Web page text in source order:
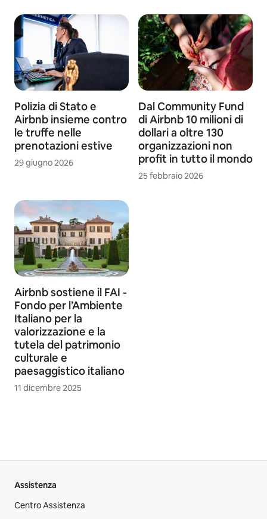
Polizia di Stato e
Airbnb insieme contro
le truffe nelle
prenotazioni estive
29 giugno 2026
Dal Community Fund
di Airbnb 10 milioni di
dollari a oltre 130
organizzazioni non
profit in tutto il mondo
25 febbraio 2026
Airbnb sostiene il FAI -
Fondo per l’Ambiente
Italiano per la
valorizzazione e la
tutela del patrimonio
culturale e
paesaggistico italiano
11 dicembre 2025
Assistenza
Centro Assistenza